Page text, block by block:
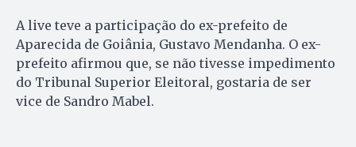
A live teve a participação do ex-prefeito de
Aparecida de Goiânia, Gustavo Mendanha. O ex-
prefeito afirmou que, se não tivesse impedimento
do Tribunal Superior Eleitoral, gostaria de ser
vice de Sandro Mabel.